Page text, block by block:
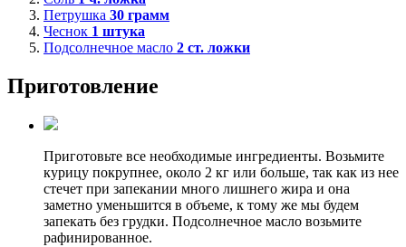
Петрушка 30 грамм
Чеснок 1 штука
Подсолнечное масло 2 ст. ложки
Приготовление
Приготовьте все необходимые ингредиенты. Возьмите
курицу покрупнее, около 2 кг или больше, так как из нее
стечет при запекании много лишнего жира и она
заметно уменьшится в объеме, к тому же мы будем
запекать без грудки. Подсолнечное масло возьмите
рафинированное.